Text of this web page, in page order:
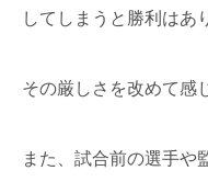
してしまうと勝利はあ
その厳しさを改めて感
また、試合前の選手や